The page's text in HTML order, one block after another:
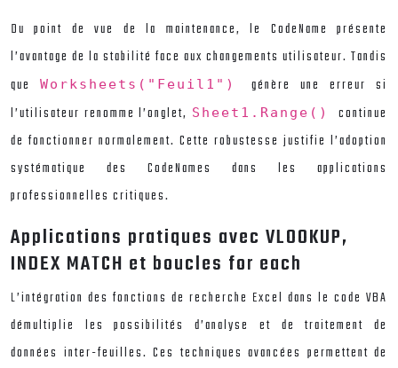
Du point de vue de la maintenance, le CodeName présente
l’avantage de la stabilité face aux changements utilisateur. Tandis
que
Worksheets("Feuil1") génère une erreur si
l’utilisateur renomme l’onglet, Sheet1.Range() continue
de fonctionner normalement. Cette robustesse justifie l’adoption
systématique des CodeNames dans les applications
professionnelles critiques.
Applications pratiques avec VLOOKUP,
INDEX MATCH et boucles for each
L’intégration des fonctions de recherche Excel dans le code VBA
démultiplie les possibilités d’analyse et de traitement de
données inter-feuilles. Ces techniques avancées permettent de